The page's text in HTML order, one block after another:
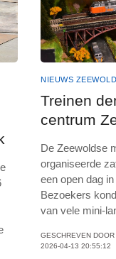
NIEUWS
Treinen
centrum
De Zeewoldse
organiseerde
een open dag
Bezoekers
van vele mini-
GESCHREVEN
2026-04-13 20:55:12